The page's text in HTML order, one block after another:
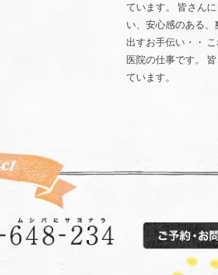
ています。 皆さん
い、安心感のある、
出すお手伝い・・
医院の仕事です。
ています。